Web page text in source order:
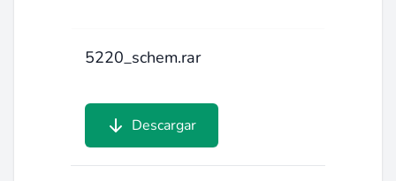
5220_schem.rar
Descargar